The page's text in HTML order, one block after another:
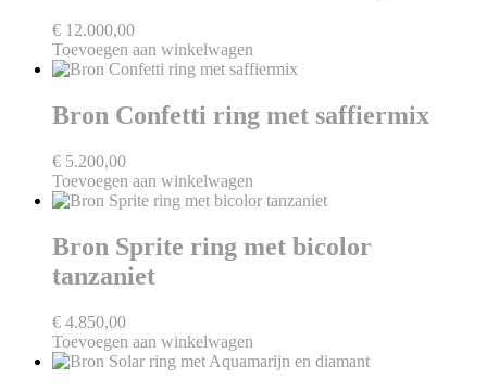
€ 12.000,00
Toevoegen aan winkelwagen
Bron Confetti ring met saffiermix
€ 5.200,00
Toevoegen aan winkelwagen
Bron Sprite ring met bicolor
tanzaniet
€ 4.850,00
Toevoegen aan winkelwagen